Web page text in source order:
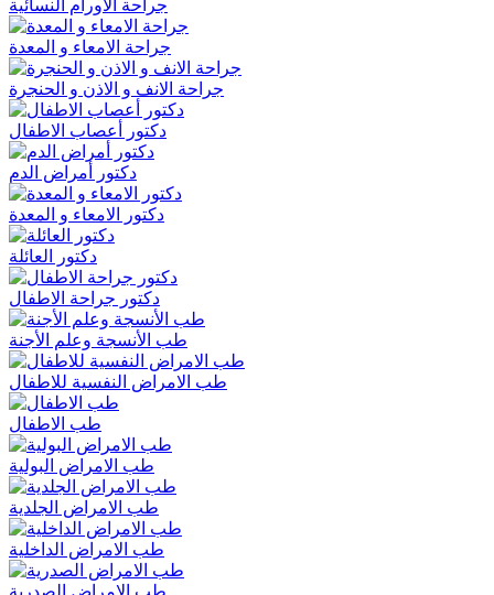
جراحة الأورام النسائية
جراحة الامعاء و المعدة
جراحة الانف و الاذن و الحنجرة
دكتور أعصاب الاطفال
دكتور أمراض الدم
دكتور الامعاء و المعدة
دكتور العائلة
دكتور جراحة الاطفال
طب الأنسجة وعلم الأجنة
طب الامراض النفسية للاطفال
طب الاطفال
طب الامراض البولية
طب الامراض الجلدية
طب الامراض الداخلية
طب الامراض الصدرية